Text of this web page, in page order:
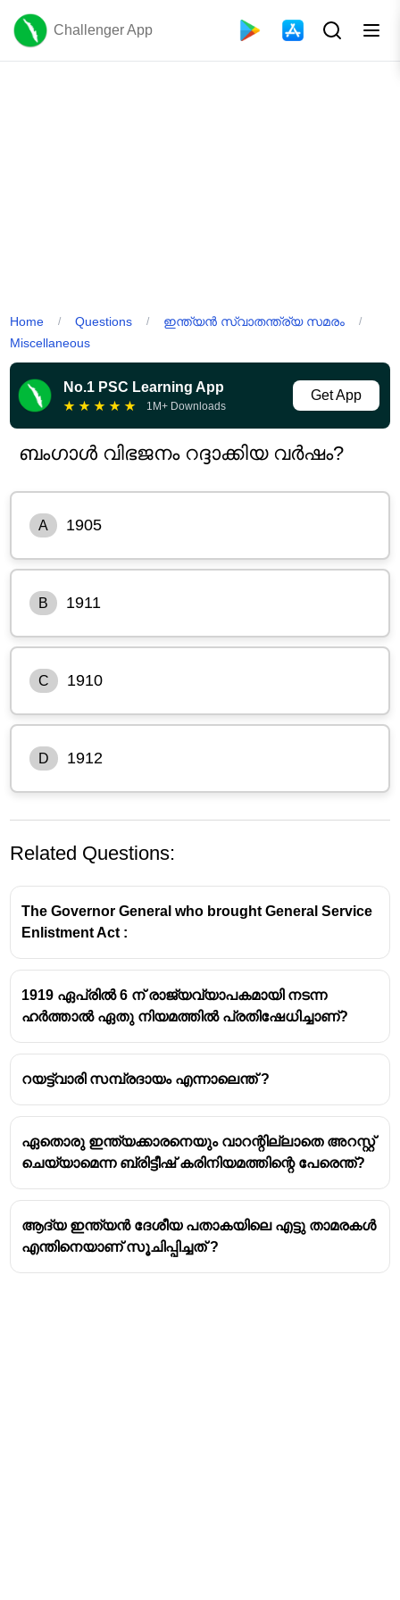
Challenger App
Home / Questions / ഇന്ത്യൻ സ്വാതന്ത്ര്യ സമരം /
Miscellaneous
No.1 PSC Learning App
★ ★ ★ ★ ★ 1M+ Downloads
Get App
ബംഗാൾ വിഭജനം റദ്ദാക്കിയ വർഷം?
A 1905
B 1911
C 1910
D 1912
Related Questions:
The Governor General who brought General Service
Enlistment Act :
1919 ഏപ്രിൽ 6 ന് രാജ്യവ്യാപകമായി നടന്ന
ഹർത്താൽ ഏതു നിയമത്തിൽ പ്രതിഷേധിച്ചാണ്?
റയട്ട്വാരി സമ്പ്രദായം എന്നാലെന്ത് ?
ഏതൊരു ഇന്ത്യക്കാരനെയും വാറന്റില്ലാതെ അറസ്റ്റ്
ചെയ്യാമെന്ന ബ്രിട്ടീഷ് കരിനിയമത്തിന്റെ പേരെന്ത്?
ആദ്യ ഇന്ത്യൻ ദേശീയ പതാകയിലെ എട്ടു താമരകൾ
എന്തിനെയാണ് സൂചിപ്പിച്ചത് ?